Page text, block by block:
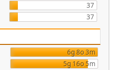
37
37
6g 8o 3m
5g 16o 5m